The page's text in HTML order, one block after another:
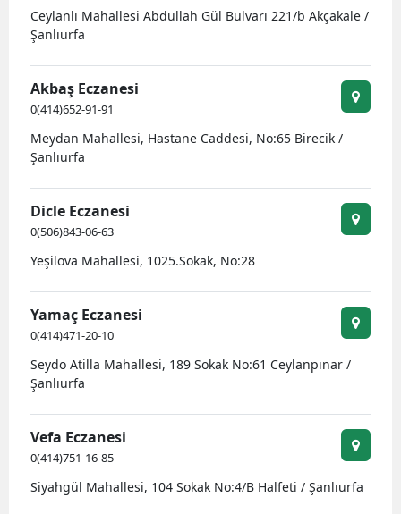
Burdur
Denizli
Edirne
Eskişehir
Giresun
Ceylanlı Mahallesi Abdullah Gül Bulvarı 221/b Akçakale /
Şanlıurfa
Akbaş Eczanesi
0(414)652-91-91
Meydan Mahallesi, Hastane Caddesi, No:65 Birecik /
Şanlıurfa
Dicle Eczanesi
0(506)843-06-63
Yeşilova Mahallesi, 1025.Sokak, No:28
Yamaç Eczanesi
0(414)471-20-10
Seydo Atilla Mahallesi, 189 Sokak No:61 Ceylanpınar /
Şanlıurfa
Vefa Eczanesi
0(414)751-16-85
Siyahgül Mahallesi, 104 Sokak No:4/B Halfeti / Şanlıurfa